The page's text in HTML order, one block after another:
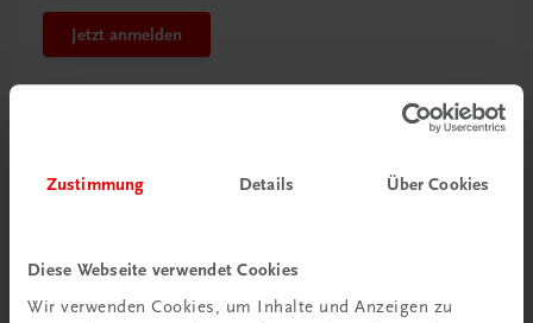
Zustimmung Details Über Cookies
Diese Webseite verwendet Cookies
Wir verwenden Cookies, um Inhalte und Anzeigen zu
Jetzt anmelden
Herzlich willkommen bei TRAUNER!